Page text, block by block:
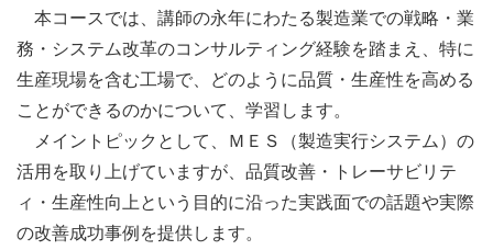
本コースでは、講師の永年にわたる製造業での戦略・業
務・システム改革のコンサルティング経験を踏まえ、特に
生産現場を含む工場で、どのように品質・生産性を高める
ことができるのかについて、学習します。
メイントピックとして、ＭＥＳ（製造実行システム）の
活用を取り上げていますが、品質改善・トレーサビリテ
ィ・生産性向上という目的に沿った実践面での話題や実際
の改善成功事例を提供します。